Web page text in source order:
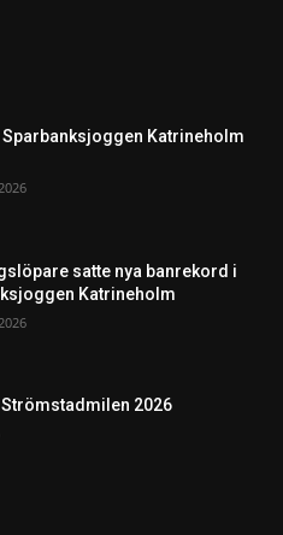
Katrineholm
satte nya banrekord i
Katrineholm
Strömstadmilen 2026